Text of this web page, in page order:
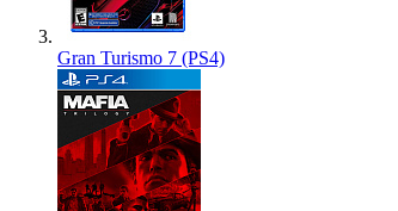
Gran Turismo 7 (PS4)